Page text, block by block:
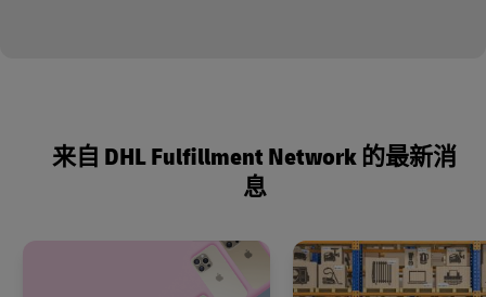
来自 DHL Fulfillment Network 的最新消
息